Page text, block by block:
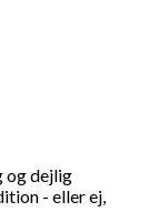
og dejlig
- eller ej,